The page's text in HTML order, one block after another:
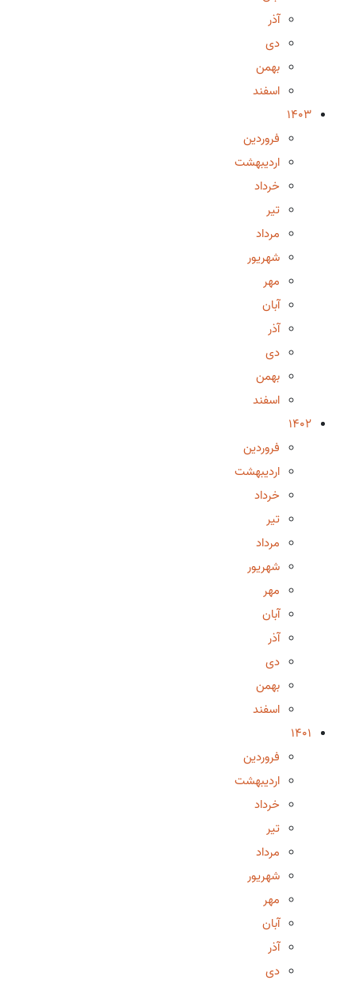
آذر
دی
بهمن
اسفند
1403
فروردین
اردیبهشت
خرداد
تیر
مرداد
شهریور
مهر
آبان
آذر
دی
بهمن
اسفند
1402
فروردین
اردیبهشت
خرداد
تیر
مرداد
شهریور
مهر
آبان
آذر
دی
بهمن
اسفند
1401
فروردین
اردیبهشت
خرداد
تیر
مرداد
شهریور
مهر
آبان
آذر
دی